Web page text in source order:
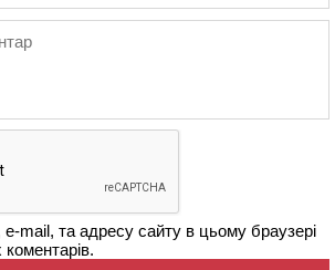
e-mail, та адресу сайту в цьому браузері